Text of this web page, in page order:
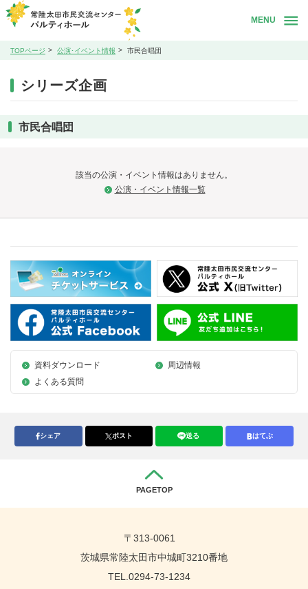
MENU
TOPページ 公演･イベント情報 市民合唱団
シリーズ企画
市民合唱団
該当の公演・イベント情報はありません。
公演・イベント情報一覧
資料ダウンロード
周辺情報
よくある質問
シェア ポスト 送る はてぶ
PAGETOP
〒313-0061
茨城県常陸太田市中城町3210番地
TEL.0294-73-1234